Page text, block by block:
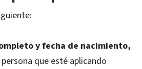
y fecha de nacimiento,
que esté aplicando